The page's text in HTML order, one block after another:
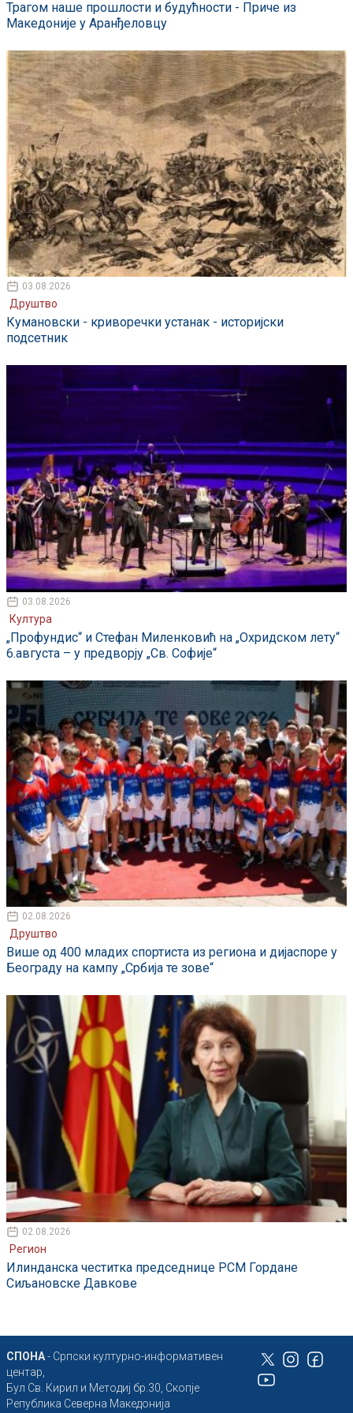
Трагом наше прошлости и будућности - Приче из
Македоније у Аранђеловцу
03.08.2026
Друштво
Кумановски - криворечки устанак - историјски
подсетник
03.08.2026
Култура
„Профундис“ и Стефан Миленковић на „Охридском лету“
6.августа – у предворју „Св. Софије“
02.08.2026
Друштво
Више од 400 младих спортиста из региона и дијаспоре у
Београду на кампу „Србија те зове“
02.08.2026
Регион
Илинданска честитка председнице РСМ Гордане
Сиљановске Давкове
СПОНА- Српски културно-информативен
центар,
Бул Св. Кирил и Методиј бр.30, Скопје
Република Северна Македонија